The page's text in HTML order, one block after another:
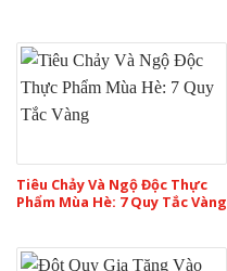
Tiêu Chảy Và Ngộ Độc Thực
Phẩm Mùa Hè: 7 Quy Tắc Vàng